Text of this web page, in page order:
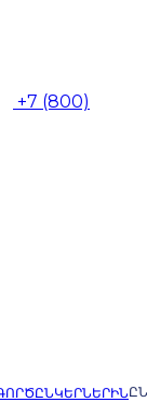
+7 (800)